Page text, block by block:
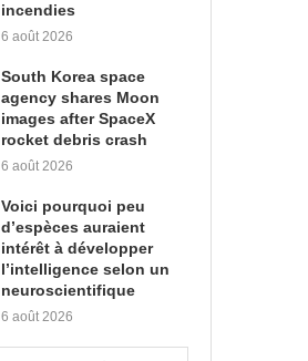
incendies
6 août 2026
South Korea space
agency shares Moon
images after SpaceX
rocket debris crash
6 août 2026
Voici pourquoi peu
d’espèces auraient
intérêt à développer
l’intelligence selon un
neuroscientifique
6 août 2026